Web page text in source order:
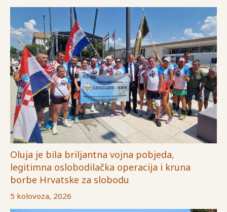
Oluja je bila briljantna vojna pobjeda,
legitimna oslobodilačka operacija i kruna
borbe Hrvatske za slobodu
5 kolovoza, 2026